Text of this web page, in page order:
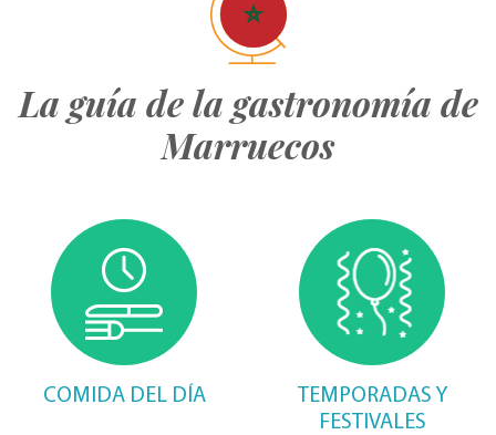
La guía de la gastronomía de
Marruecos
COMIDA DEL DÍA
TEMPORADAS Y
FESTIVALES